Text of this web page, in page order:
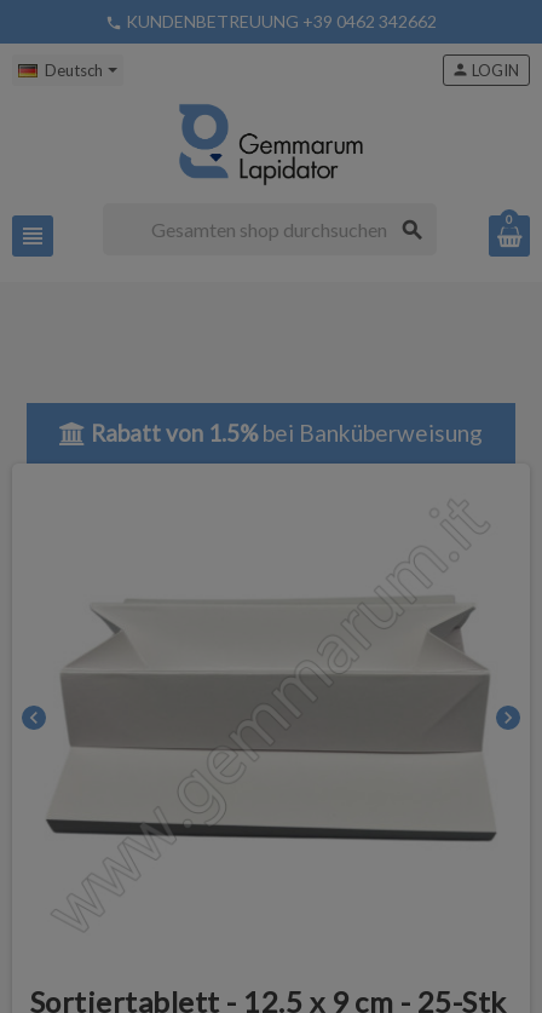
phone KUNDENBETREUUNG +39 0462 342662
Deutsch
view_headline search
person LOGIN
0
Rabatt von 1.5%bei Banküberweisung
chevron_left chevron_right
Sortiertablett - 12.5 x 9 cm - 25-Stk